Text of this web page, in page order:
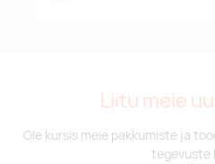
Liitu meie
Ole kursis meie pakkumiste ja
tegevuste